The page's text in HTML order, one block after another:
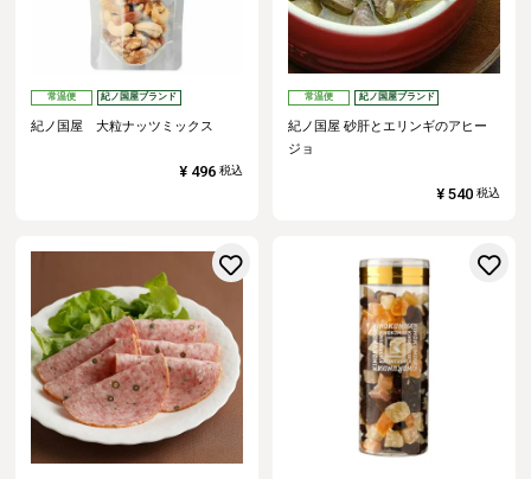
常温便 紀ノ国屋ブランド
紀ノ国屋 大粒ナッツミックス
¥ 496 税込
常温便 紀ノ国屋ブランド
紀ノ国屋 砂肝とエリンギのアヒー
ジョ
¥ 540 税込
お気に入りに登録する